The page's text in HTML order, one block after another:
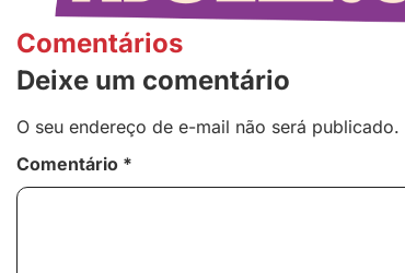
Comentários
Deixe um comentário
O seu endereço de e-mail não será publicado.
Comentário *